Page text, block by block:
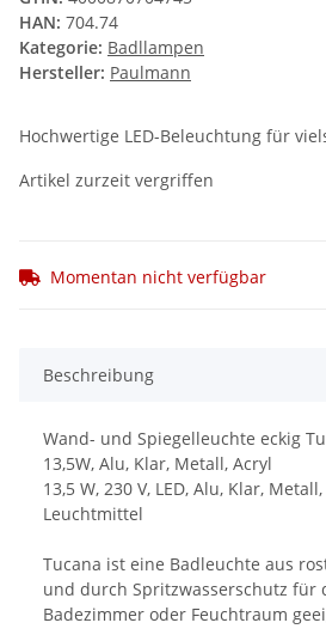
HAN: 704.74
Kategorie: Badllampen
Hersteller: Paulmann
Hochwertige LED-Beleuchtung für
Artikel zurzeit vergriffen
Momentan nicht verfügbar
Beschreibung
Wand- und Spiegelleuchte eckig
13,5W, Alu, Klar, Metall, Acryl
13,5 W, 230 V, LED, Alu, Klar,
Leuchtmittel
Tucana ist eine Badleuchte aus
und durch Spritzwasserschutz für
Badezimmer oder Feuchtraum